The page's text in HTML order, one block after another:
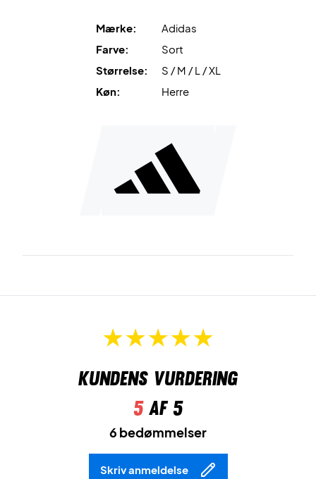
Mærke:
Adidas
Farve:
Sort
Størrelse:
S / M / L / XL
Køn:
Herre
Kundens vurdering
5af 5
6 bedømmelser
Skriv anmeldelse